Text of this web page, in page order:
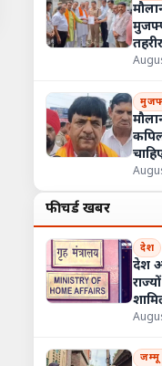
फीचर्ड खबरें
देश
देश
जम्मू